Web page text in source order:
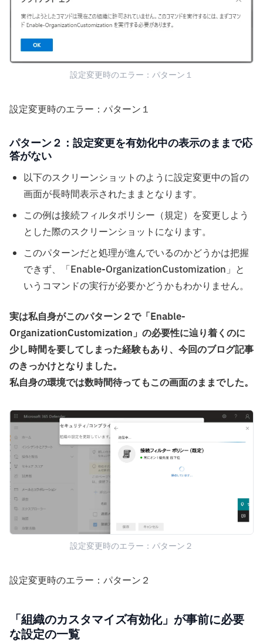
設定変更時のエラー：パターン１
設定変更時のエラー：パターン１
パターン２：設定変更を有効化中の表示のままで応
答がない
以下のスクリーンショットのように設定変更中の旨の
画面が長時間表示されたままとなります。
この例は接続フィルタポリシー（規定）を変更しよう
とした際のスクリーンショットになります。
このパターンだと処理が進んでいるのかどうかは把握
できず、「Enable-OrganizationCustomization」と
いうコマンドの実行が必要かどうかもわかりません。
実は私自身がこのパターン２で「Enable-
OrganizationCustomization」の必要性に辿り着くのに
少し時間を要してしまった経験もあり、今回のブログ記事
のきっかけとなりました。
私自身の環境では数時間待ってもこの画面のままでした。
設定変更時のエラー：パターン２
設定変更時のエラー：パターン２
「組織のカスタマイズ有効化」が事前に必要
な設定の一覧